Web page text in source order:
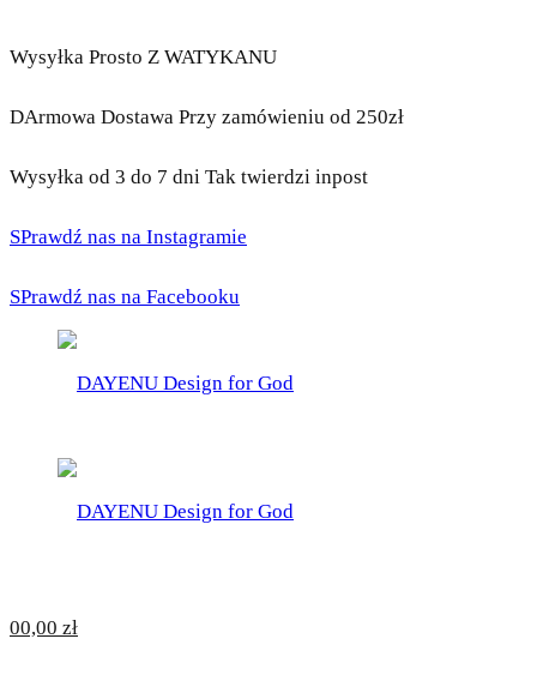
Wysyłka Prosto Z WATYKANU
DArmowa Dostawa Przy zamówieniu od 250zł
Wysyłka od 3 do 7 dni Tak twierdzi inpost
SPrawdź nas na Instagramie
SPrawdź nas na Facebooku
DAYENU
00,00 zł